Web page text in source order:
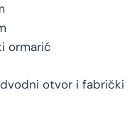
ormarić
otvor i fabrički